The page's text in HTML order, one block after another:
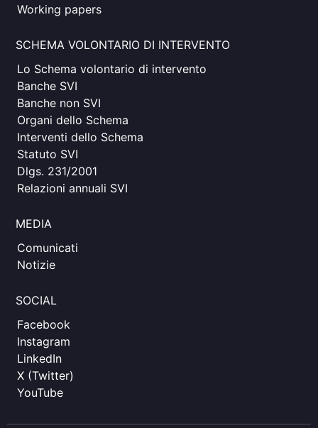
Working papers
SCHEMA VOLONTARIO DI INTERVENTO
Lo Schema volontario di intervento
Banche SVI
Banche non SVI
Organi dello Schema
Interventi dello Schema
Statuto SVI
Dlgs. 231/2001
Relazioni annuali SVI
MEDIA
Comunicati
Notizie
SOCIAL
Facebook
Instagram
LinkedIn
X (Twitter)
YouTube